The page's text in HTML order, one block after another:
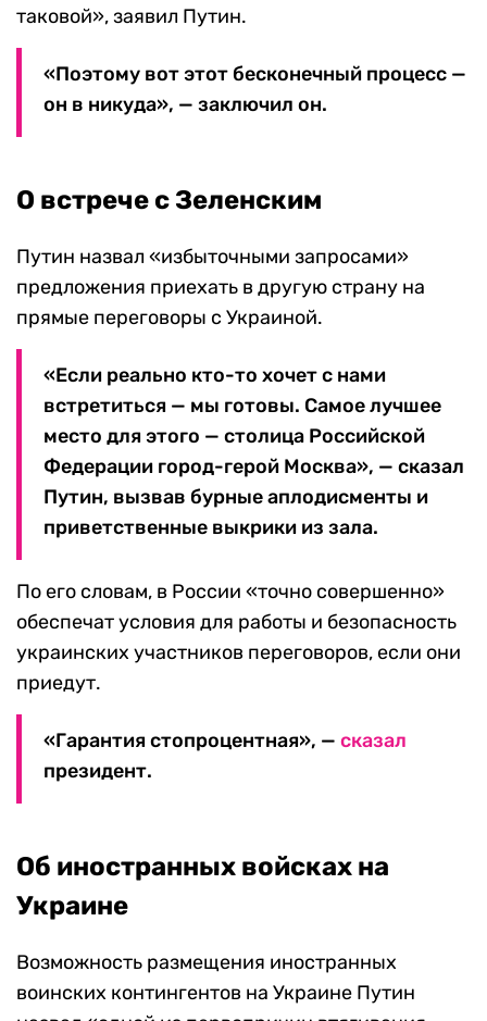
таковой», заявил Путин.
«Поэтому вот этот бесконечный процесс —
он в никуда», — заключил он.
О встрече с Зеленским
Путин назвал «избыточными запросами»
предложения приехать в другую страну на
прямые переговоры с Украиной.
«Если реально кто-то хочет с нами
встретиться — мы готовы. Самое лучшее
место для этого — столица Российской
Федерации город-герой Москва», — сказал
Путин, вызвав бурные аплодисменты и
приветственные выкрики из зала.
По его словам, в России «точно совершенно»
обеспечат условия для работы и безопасность
украинских участников переговоров, если они
приедут.
«Гарантия стопроцентная», — сказал
президент.
Об иностранных войсках на
Украине
Возможность размещения иностранных
воинских контингентов на Украине Путин